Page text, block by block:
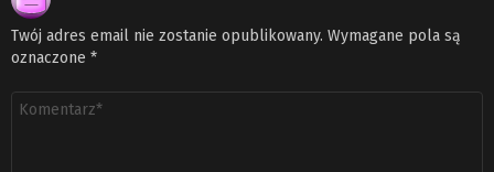
Twój adres email nie zostanie opublikowany. Wymagane pola są
oznaczone *
Komentarz